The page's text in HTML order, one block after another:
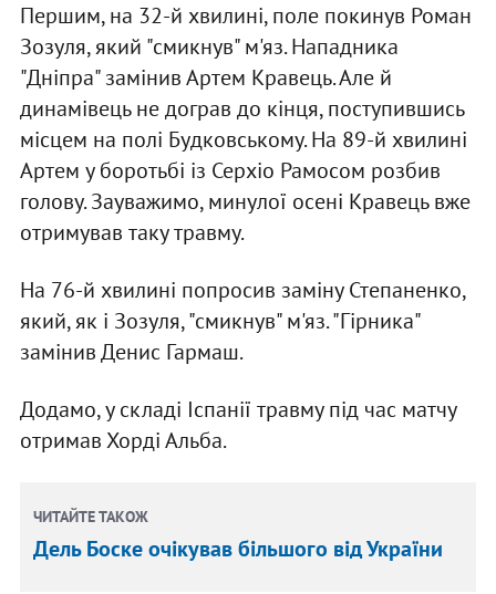
Першим, на 32-й хвилині, поле покинув Роман
Зозуля, який "смикнув" м'яз. Нападника
"Дніпра" замінив Артем Кравець. Але й
динамівець не дограв до кінця, поступившись
місцем на полі Будковському. На 89-й хвилині
Артем у боротьбі із Серхіо Рамосом розбив
голову. Зауважимо, минулої осені Кравець вже
отримував таку травму.
На 76-й хвилині попросив заміну Степаненко,
який, як і Зозуля, "смикнув" м'яз. "Гірника"
замінив Денис Гармаш.
Додамо, у складі Іспанії травму під час матчу
отримав Хорді Альба.
ЧИТАЙТЕ ТАКОЖ
Дель Боске очікував більшого від України